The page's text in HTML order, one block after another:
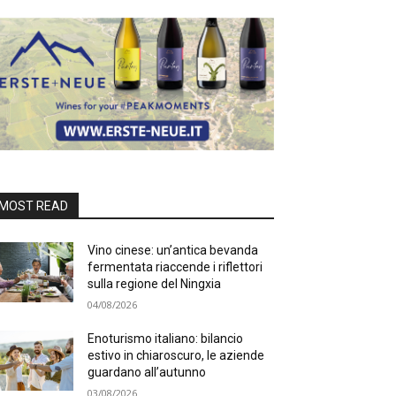
READ
Vino cinese: un’antica bevanda
fermentata riaccende i riflettori
sulla regione del Ningxia
04/08/2026
Enoturismo italiano: bilancio
estivo in chiaroscuro, le aziende
guardano all’autunno
03/08/2026